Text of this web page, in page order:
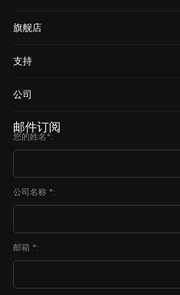
旗舰店
支持
公司
邮件订阅
您的姓名*:
公司名称 *:
邮箱 *: